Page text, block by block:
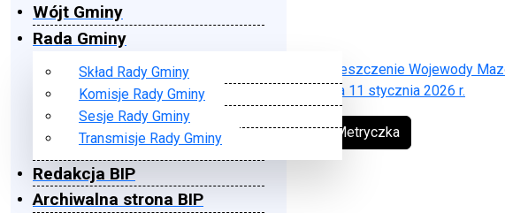
Wójt Gminy
Rada Gminy
Skład Rady Gminy
Komisje Rady Gminy
Sesje Rady Gminy
Transmisje Rady Gminy
Redakcja BIP
Archiwalna strona BIP
Obwieszczenie Wojewody
z dnia 11 stycznia 2026 r.
➔ Metryczka